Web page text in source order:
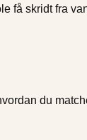
få skridt fra
du